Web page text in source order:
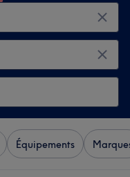
Équipements